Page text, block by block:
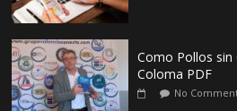
Como Pollos sin
Coloma PDF
No